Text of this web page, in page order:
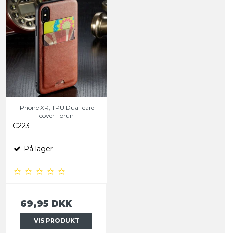
iPhone XR, TPU Dual-card
cover i brun
C223
På lager
69,95 DKK
VIS PRODUKT